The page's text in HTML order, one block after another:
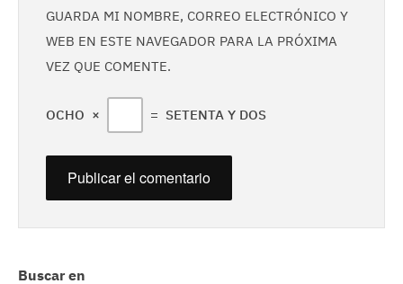
Buscar en
GUARDA MI NOMBRE, CORREO ELECTRÓNICO Y
WEB EN ESTE NAVEGADOR PARA LA PRÓXIMA
VEZ QUE COMENTE.
OCHO × = SETENTA Y DOS